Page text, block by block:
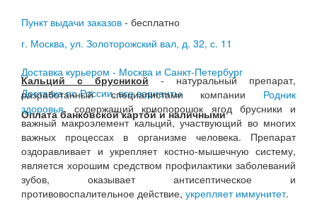
Пункт выдачи заказов - бесплатно
г. Москва, ул. Золоторожский вал, д. 32, с. 11
Доставка курьером - Москва и Санкт-Петербург
Доставка по России, все варианты
Оплата банковской картой и наличными
Кальций с брусникой- натуральный препарат,
разработанный специалистами компании Родник
здоровья, содержащий криопорошок ягод брусники и
важный макроэлемент кальций, участвующий во многих
важных процессах в организме человека. Препарат
оздоравливает и укрепляет костно-мышечную систему,
является хорошим средством профилактики заболеваний
зубов, оказывает антисептическое и
противовоспалительное действие, укрепляет иммунитет.